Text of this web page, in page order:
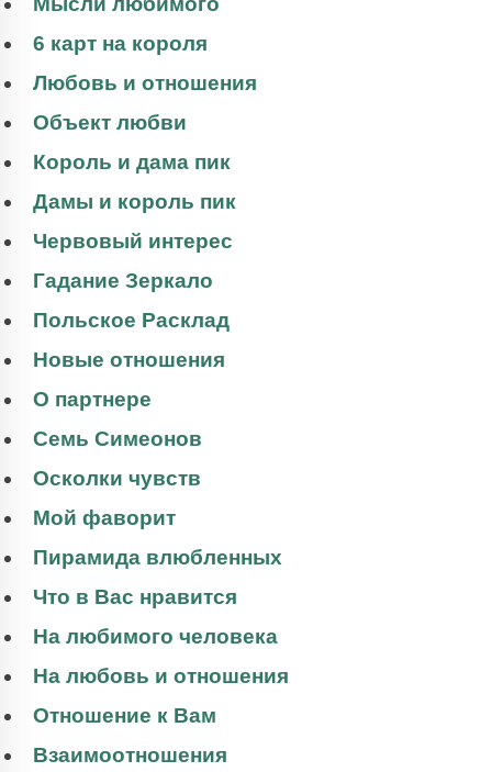
6 карт на короля
Любовь и отношения
Объект любви
Король и дама пик
Дамы и король пик
Червовый интерес
Гадание Зеркало
Польское Расклад
Новые отношения
О партнере
Семь Симеонов
Осколки чувств
Мой фаворит
Пирамида влюбленных
Что в Вас нравится
На любимого человека
На любовь и отношения
Отношение к Вам
Взаимоотношения